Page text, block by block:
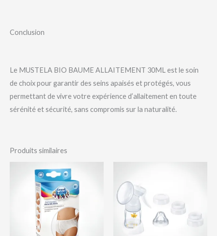
Conclusion
Le MUSTELA BIO BAUME ALLAITEMENT 30ML est le soin
de choix pour garantir des seins apaisés et protégés, vous
permettant de vivre votre expérience d’allaitement en toute
sérénité et sécurité, sans compromis sur la naturalité.
Produits similaires
produit
plusieurs
variations.